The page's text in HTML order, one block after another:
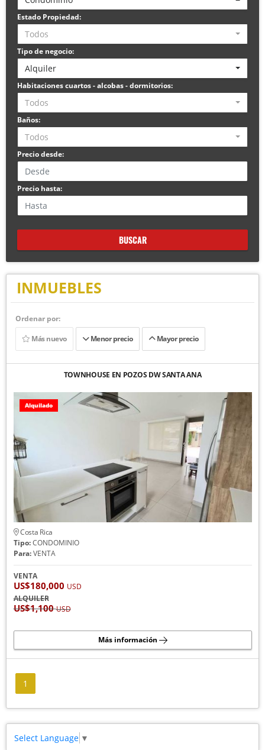
Estado Propiedad:
Todos
Tipo de negocio:
Alquiler
Habitaciones cuartos - alcobas - dormitorios:
Todos
Baños:
Todos
Precio desde:
Precio hasta:
BUSCAR
INMUEBLES
Ordenar por:
Más nuevo
Menor precio Mayor precio
TOWNHOUSE EN POZOS DW SANTA ANA
Alquilado
Costa Rica
Tipo:CONDOMINIO
Para:VENTA
VENTA
US$180,000 USD
ALQUILER
US$1,100USD
Más información
1
Select Language ▼